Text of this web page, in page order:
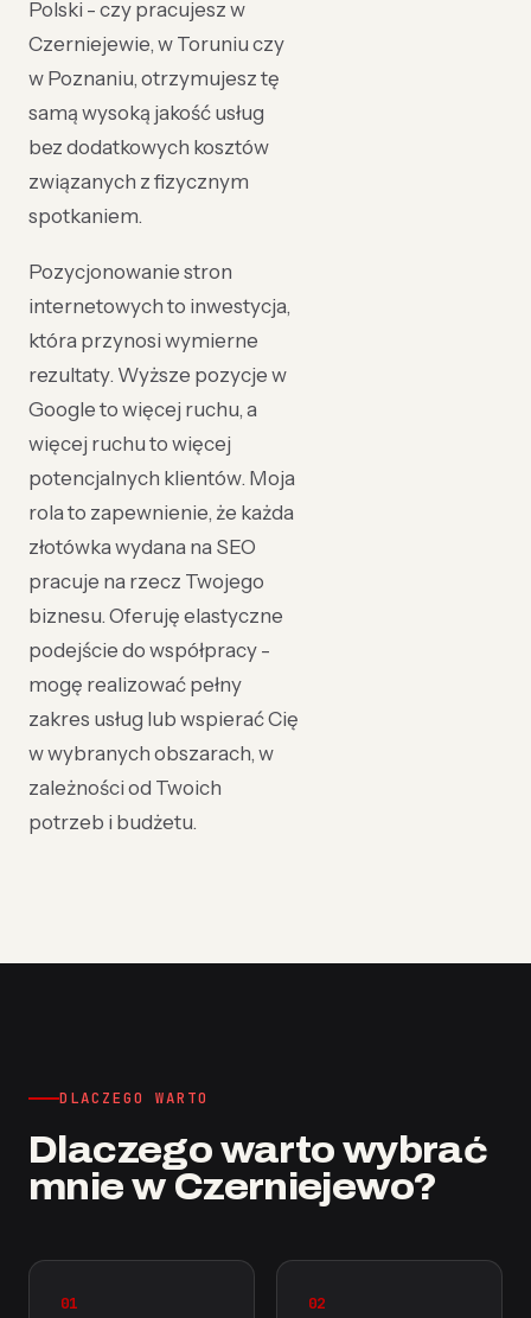
Polski - czy pracujesz w
Czerniejewie, w Toruniu czy
w Poznaniu, otrzymujesz tę
samą wysoką jakość usług
bez dodatkowych kosztów
związanych z fizycznym
spotkaniem.
Pozycjonowanie stron
internetowych to inwestycja,
która przynosi wymierne
rezultaty. Wyższe pozycje w
Google to więcej ruchu, a
więcej ruchu to więcej
potencjalnych klientów. Moja
rola to zapewnienie, że każda
złotówka wydana na SEO
pracuje na rzecz Twojego
biznesu. Oferuję elastyczne
podejście do współpracy -
mogę realizować pełny
zakres usług lub wspierać Cię
w wybranych obszarach, w
zależności od Twoich
potrzeb i budżetu.
DLACZEGO WARTO
Dlaczego warto wybrać
mnie w Czerniejewo?
01 02